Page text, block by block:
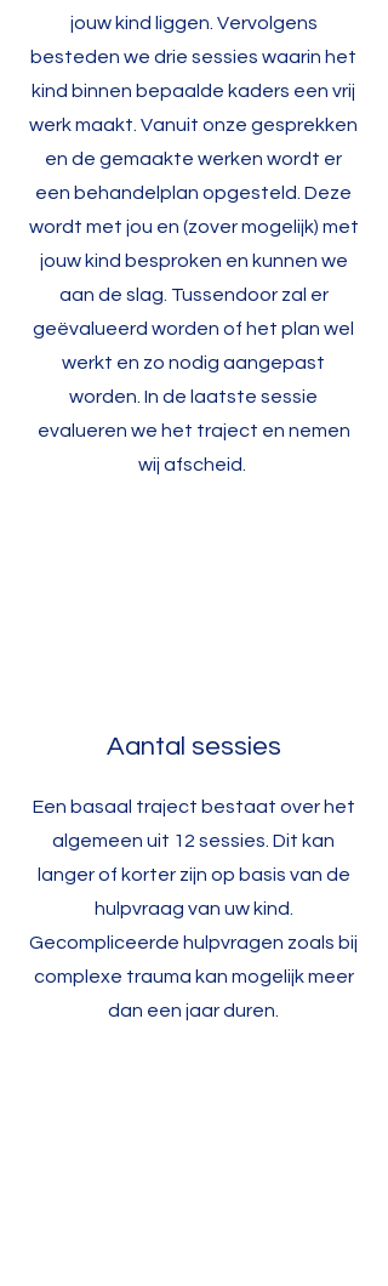
jouw kind liggen. Vervolgens
besteden we drie sessies waarin het
kind binnen bepaalde kaders een vrij
werk maakt. Vanuit onze gesprekken
en de gemaakte werken wordt er
een behandelplan opgesteld. Deze
wordt met jou en (zover mogelijk) met
jouw kind besproken en kunnen we
aan de slag. Tussendoor zal er
geëvalueerd worden of het plan wel
werkt en zo nodig aangepast
worden. In de laatste sessie
evalueren we het traject en nemen
wij afscheid.
Aantal sessies
Een basaal traject bestaat over het
algemeen uit 12 sessies. Dit kan
langer of korter zijn op basis van de
hulpvraag van uw kind.
Gecompliceerde hulpvragen zoals bij
complexe trauma kan mogelijk meer
dan een jaar duren.